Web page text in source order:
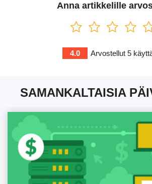
Anna artikkelille
4.0 Arvostellut 5
SAMANKALTAISIA